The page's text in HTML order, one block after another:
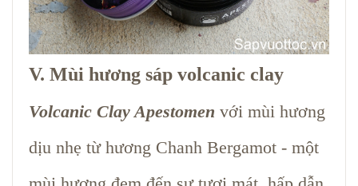
V. Mùi hương sáp volcanic clay
Volcanic Clay Apestomen với mùi hương
dịu nhẹ từ hương Chanh Bergamot - một